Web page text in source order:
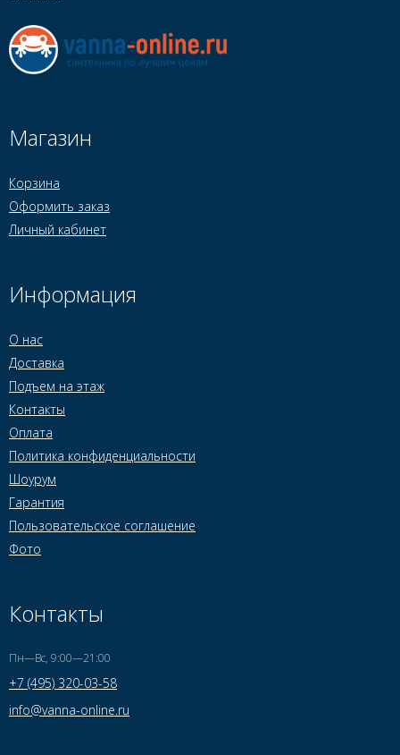
Магазин
Корзина
Оформить заказ
Личный кабинет
Информация
О нас
Доставка
Подъем на этаж
Контакты
Оплата
Политика конфиденциальности
Шоурум
Гарантия
Пользовательское соглашение
Фото
Контакты
Пн—Вс, 9:00—21:00
+7 (495) 320-03-58
info@vanna-online.ru